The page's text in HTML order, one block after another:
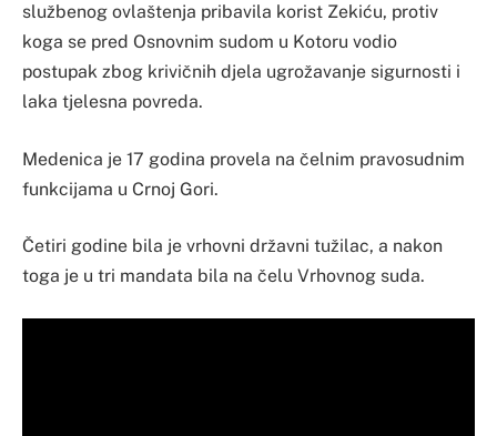
službenog ovlaštenja pribavila korist Zekiću, protiv
koga se pred Osnovnim sudom u Kotoru vodio
postupak zbog krivičnih djela ugrožavanje sigurnosti i
laka tjelesna povreda.
Medenica je 17 godina provela na čelnim pravosudnim
funkcijama u Crnoj Gori.
Četiri godine bila je vrhovni državni tužilac, a nakon
toga je u tri mandata bila na čelu Vrhovnog suda.